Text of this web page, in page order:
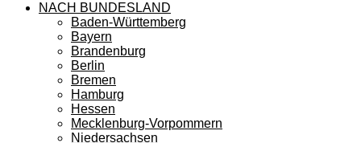
NACH BUNDESLAND
Baden-Württemberg
Bayern
Brandenburg
Berlin
Bremen
Hamburg
Hessen
Mecklenburg-Vorpommern
Niedersachsen